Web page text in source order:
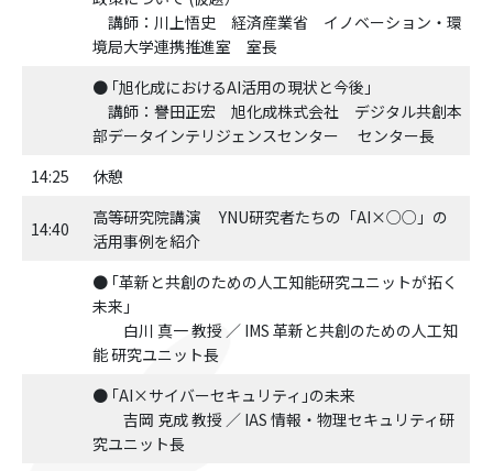
講師：川上悟史 経済産業省 イノベーション・環
境局大学連携推進室 室長
● ｢旭化成におけるAI活用の現状と今後」
講師：譽田正宏 旭化成株式会社 デジタル共創本
部データインテリジェンスセンター センター長
14:25
休憩
14:40
高等研究院講演 YNU研究者たちの「AI×○○」の
活用事例を紹介
● ｢革新と共創のための人工知能研究ユニットが拓く
未来｣
白川 真一 教授 ／ IMS 革新と共創のための人工知
能 研究ユニット長
● ｢AI×サイバーセキュリティ｣の未来
吉岡 克成 教授 ／ IAS 情報・物理セキュリティ研
究ユニット長